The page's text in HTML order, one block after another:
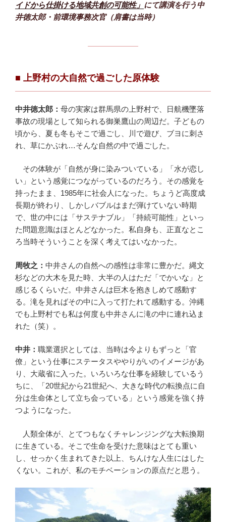
イドから仕掛ける地域共創の可能性」 にて講演を行う中
井徳太郎・前環境事務次官（肩書は当時）
■ 上野村の大自然で過ごした原体験
中井徳太郎： 母の実家は群馬県の上野村で、日航機墜落
事故の現場として知られる御巣鷹山の周辺だ。子どもの
頃から、夏も冬もそこで過ごし、川で遊び、ブヨに刺さ
れ、草にかぶれ…そんな自然の中で過ごした。
その体験が「自然が身に染みついている」「水が恋し
い」という感覚につながっているのだろう。その感覚を
持ったまま、1985年に社会人になった。ちょうど高度成
長期が終わり、しかしバブルはまだ弾けていない時期
で、世の中には「サステナブル」「持続可能性」といっ
た問題意識はほとんどなかった。私自身も、正直なとこ
ろ当時そういうことを深く考えてはいなかった。
周牧之： 中井さんの自然への感性は非常に豊かだ。縄文
杉などの大木を見た時、大半の人はただ「でかいな」と
感じるくらいだ。中井さんは巨木を抱きしめて感動す
る。滝を見ればその中に入って打たれて感動する。沖縄
でも上野村でも私は何度も中井さんに滝の中に連れ込ま
れた（笑）。
中井： 職業選択としては、当時は今よりもずっと「官
僚」という仕事にステータスややりがいのイメージがあ
り、大蔵省に入った。いろいろな仕事を経験しているう
ちに、「20世紀から21世紀へ、大きな時代の転換点に自
分は生命体として立ち会っている」という感覚を強く持
つようになった。
人類全体が、とてつもなくチャレンジングな大転換期
に生きている。そこで生命を受けた意味はとても重い
し、せっかく生まれてきた以上、ちんけな人生にはした
くない。これが、私のモチベーションの原点だと思う。